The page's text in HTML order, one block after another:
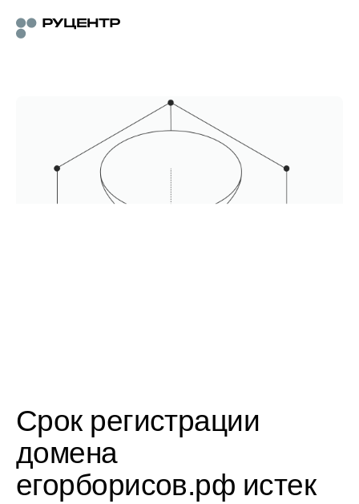
Срок регистрации
домена
егорборисов.рф истек